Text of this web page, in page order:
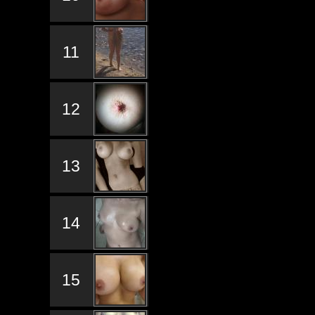
11
12
13
14
15